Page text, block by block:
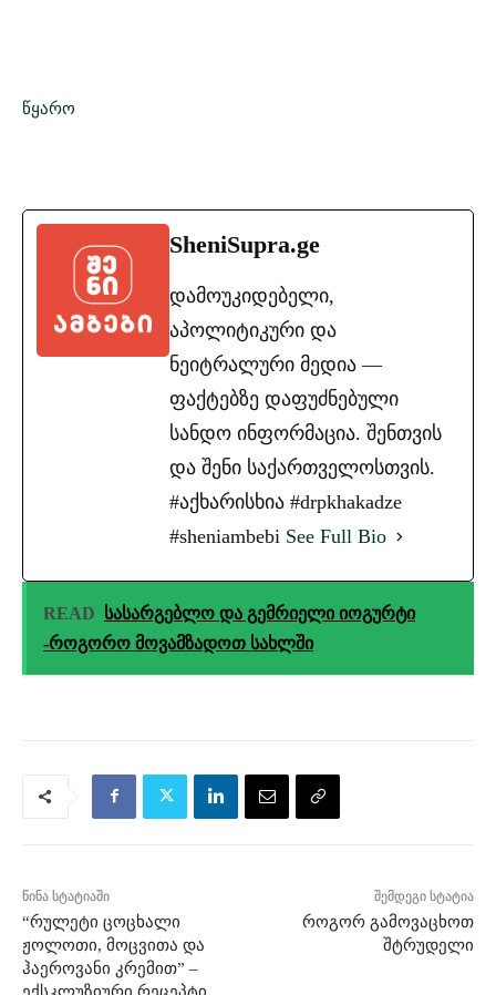
წყარო
SheniSupra.ge
დამოუკიდებელი,
აპოლიტიკური და
ნეიტრალური მედია —
ფაქტებზე დაფუძნებული
სანდო ინფორმაცია. შენთვის
და შენი საქართველოსთვის.
#აქხარისხია #drpkhakadze
#sheniambebi See Full Bio
READ სასარგებლო და გემრიელი იოგურტი
-როგორო მოვამზადოთ სახლში
წინა სტატიაში
“რულეტი ცოცხალი
ჟოლოთი, მოცვითა და
ჰაეროვანი კრემით” –
ექსკლუზიური რეცეპტი
შემდეგი სტატია
როგორ გამოვაცხოთ
შტრუდელი